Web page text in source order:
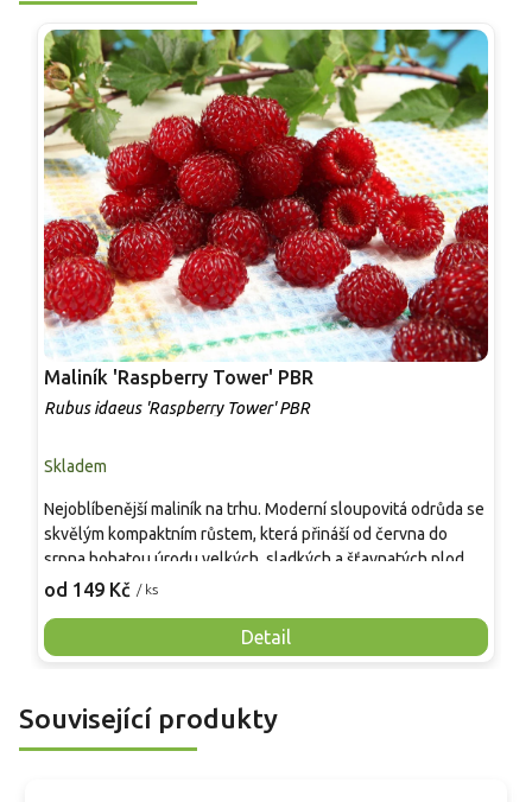
Maliník 'Raspberry Tower' PBR
Rubus idaeus 'Raspberry Tower' PBR
Skladem
od 149 Kč / ks
Detail
Nejoblíbenější maliník na trhu. Moderní sloupovitá odrůda se
skvělým kompaktním růstem, která přináší od června do
srpna bohatou úrodu velkých, sladkých a šťavnatých plodů.
Pevné vzpřímené výhony tvoří elegantní habitus bez
Mrazuvzdornost do −25 °C a spolehlivá vitalita z něj dělají
skvělou volbu pro každého pěstitele.
Související produkty